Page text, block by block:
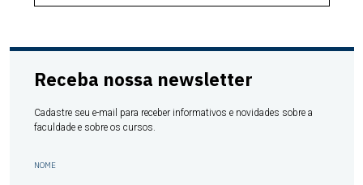
Receba nossa newsletter
Cadastre seu e-mail para receber informativos e novidades sobre a
faculdade e sobre os cursos.
NOME